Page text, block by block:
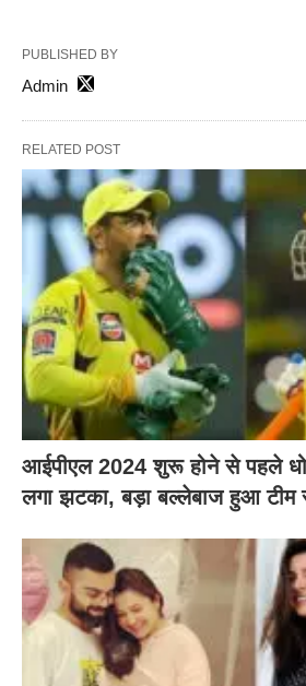
PUBLISHED BY
Admin
RELATED POST
आईपीएल 2024 शुरू होने से पहले
लगा झटका, बड़ा बल्लेबाज हुआ टीम